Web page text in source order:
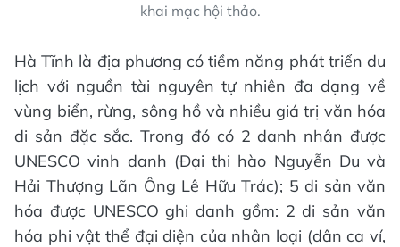
khai mạc hội thảo.
Hà Tĩnh là địa phương có tiềm năng phát triển du
lịch với nguồn tài nguyên tự nhiên đa dạng về
vùng biển, rừng, sông hồ và nhiều giá trị văn hóa
di sản đặc sắc. Trong đó có 2 danh nhân được
UNESCO vinh danh (Đại thi hào Nguyễn Du và
Hải Thượng Lãn Ông Lê Hữu Trác); 5 di sản văn
hóa được UNESCO ghi danh gồm: 2 di sản văn
hóa phi vật thể đại diện của nhân loại (dân ca ví,